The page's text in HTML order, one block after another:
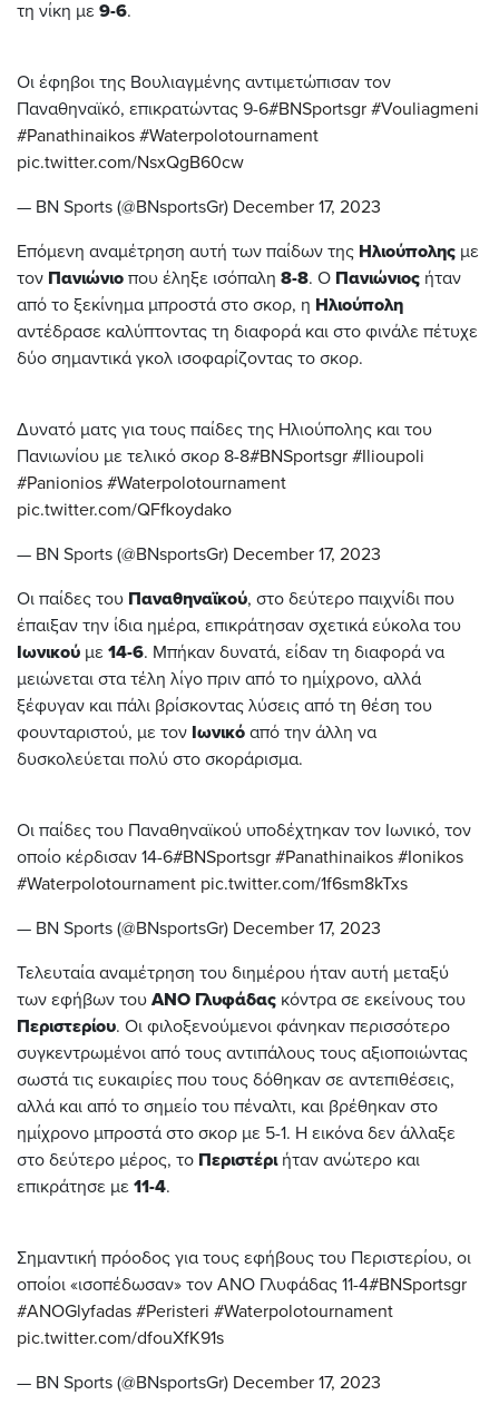
τη νίκη με 9-6.
Οι έφηβοι της Βουλιαγμένης αντιμετώπισαν τον
Παναθηναϊκό, επικρατώντας 9-6#BNSportsgr #Vouliagmeni
#Panathinaikos #Waterpolotournament
pic.twitter.com/NsxQgB60cw
— BN Sports (@BNsportsGr) December 17, 2023
Επόμενη αναμέτρηση αυτή των παίδων της Ηλιούπολης με
τον Πανιώνιο που έληξε ισόπαλη 8-8. Ο Πανιώνιος ήταν
από το ξεκίνημα μπροστά στο σκορ, η Ηλιούπολη
αντέδρασε καλύπτοντας τη διαφορά και στο φινάλε πέτυχε
δύο σημαντικά γκολ ισοφαρίζοντας το σκορ.
Δυνατό ματς για τους παίδες της Ηλιούπολης και του
Πανιωνίου με τελικό σκορ 8-8#BNSportsgr #Ilioupoli
#Panionios #Waterpolotournament
pic.twitter.com/QFfkoydako
— BN Sports (@BNsportsGr) December 17, 2023
Οι παίδες του Παναθηναϊκού, στο δεύτερο παιχνίδι που
έπαιξαν την ίδια ημέρα, επικράτησαν σχετικά εύκολα του
Ιωνικού με 14-6. Μπήκαν δυνατά, είδαν τη διαφορά να
μειώνεται στα τέλη λίγο πριν από το ημίχρονο, αλλά
ξέφυγαν και πάλι βρίσκοντας λύσεις από τη θέση του
φουνταριστού, με τον Ιωνικό από την άλλη να
δυσκολεύεται πολύ στο σκοράρισμα.
Οι παίδες του Παναθηναϊκού υποδέχτηκαν τον Ιωνικό, τον
οποίο κέρδισαν 14-6#BNSportsgr #Panathinaikos #Ionikos
#Waterpolotournament pic.twitter.com/1f6sm8kTxs
— BN Sports (@BNsportsGr) December 17, 2023
Τελευταία αναμέτρηση του διημέρου ήταν αυτή μεταξύ
των εφήβων του ΑΝΟ Γλυφάδας κόντρα σε εκείνους του
Περιστερίου. Οι φιλοξενούμενοι φάνηκαν περισσότερο
συγκεντρωμένοι από τους αντιπάλους τους αξιοποιώντας
σωστά τις ευκαιρίες που τους δόθηκαν σε αντεπιθέσεις,
αλλά και από το σημείο του πέναλτι, και βρέθηκαν στο
ημίχρονο μπροστά στο σκορ με 5-1. Η εικόνα δεν άλλαξε
στο δεύτερο μέρος, το Περιστέριήταν ανώτερο και
επικράτησε με 11-4.
Σημαντική πρόοδος για τους εφήβους του Περιστερίου, οι
οποίοι «ισοπέδωσαν» τον ΑΝΟ Γλυφάδας 11-4#BNSportsgr
#ANOGlyfadas #Peristeri #Waterpolotournament
pic.twitter.com/dfouXfK91s
— BN Sports (@BNsportsGr) December 17, 2023